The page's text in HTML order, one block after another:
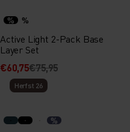
% %
Active Light 2-Pack Base
Layer Set
€60,75€75,95
Herfst 26
%